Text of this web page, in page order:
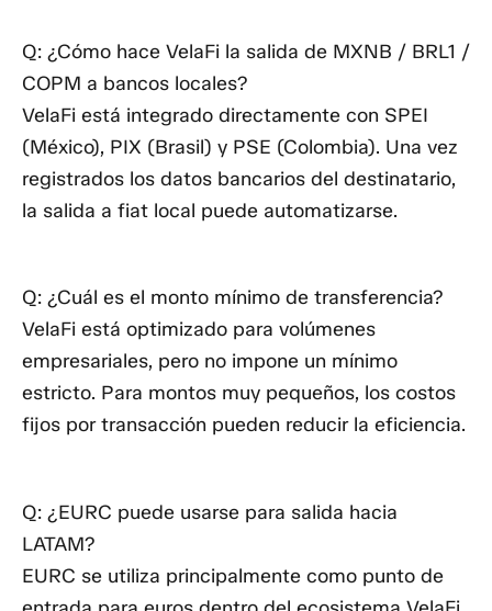
Q: ¿Cómo hace VelaFi la salida de MXNB / BRL1 /
COPM a bancos locales?
VelaFi está integrado directamente con SPEI
(México), PIX (Brasil) y PSE (Colombia). Una vez
registrados los datos bancarios del destinatario,
la salida a fiat local puede automatizarse.
Q: ¿Cuál es el monto mínimo de transferencia?
VelaFi está optimizado para volúmenes
empresariales, pero no impone un mínimo
estricto. Para montos muy pequeños, los costos
fijos por transacción pueden reducir la eficiencia.
Q: ¿EURC puede usarse para salida hacia
LATAM?
EURC se utiliza principalmente como punto de